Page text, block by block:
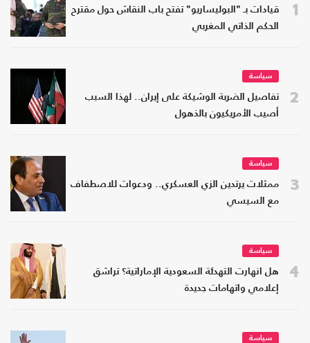
1
قيادات بـ "البوليساريو" تفتح باب النقاش حول مقترح
الحكم الذاتي المغربي
2
سياسة
تفاصيل الضربة الوشيكة على إيران.. لهذا السبب
أصيب الأمريكيون بالذهول
3
سياسة
ممثلات يرتدين الزي العسكري.. ودعوات للاصطفاف
مع السيسي
4
سياسة
هل انهارت التهدئة السعودية الإماراتية؟ تراشق
إعلامي واتهامات جديدة
سياسة